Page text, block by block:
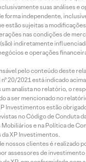
suas análises e
forma independente,
estão sujeitas a
nas condições de
indiretamente
e operações
pelo conteúdo deste
20/2021 está indicado
um analista no relatório, o
a ser mencionado no
Investimentos estão
no Código de Conduta
Mobiliários e na Política de
XP Investimentos.
nossos clientes é realizado
assessores de investimento